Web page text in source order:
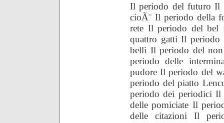
Il periodo del futuro Il
cioÃ¨ Il periodo della
rete Il periodo del bel
quattro gatti Il
belli Il periodo del
periodo delle
pudore Il periodo del
periodo del piatto
periodo dei periodici
delle pomiciate Il
delle citazioni Il